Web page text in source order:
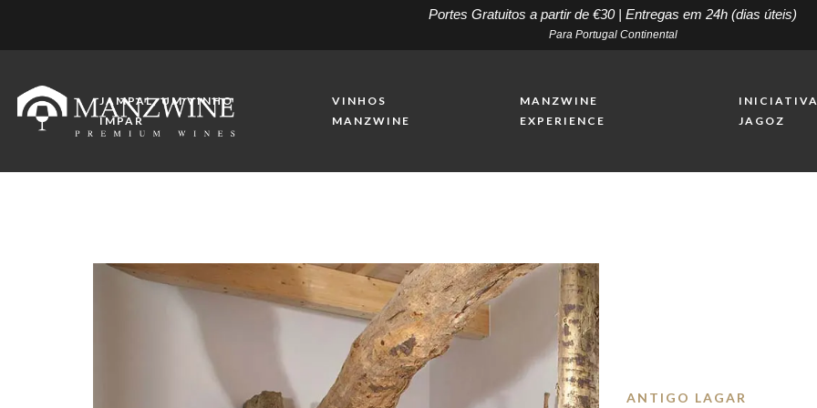
Portes Gratuitos a partir de €30 | Entregas em 24h (dias úteis)
Para Portugal Continental
JAMPAL, UM VINHO
IMPAR
VINHOS
MANZWINE
MANZWINE
EXPERIENCE
INICIATIVA
JAGOZ
ANTIGO LAGAR